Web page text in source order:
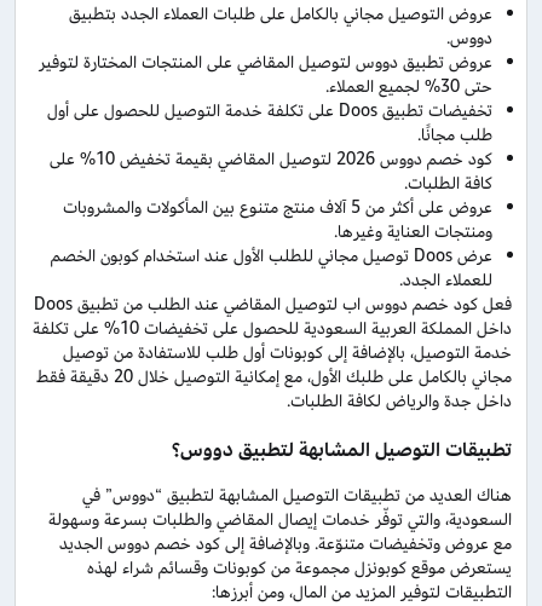
عروض التوصيل مجاني بالكامل على طلبات العملاء الجدد بتطبيق
دووس.
عروض تطبيق دووس لتوصيل المقاضي على المنتجات المختارة لتوفير
حتى 30% لجميع العملاء.
تخفيضات تطبيق Doos على تكلفة خدمة التوصيل للحصول على أول
طلب مجانًا.
كود خصم دووس 2026 لتوصيل المقاضي بقيمة تخفيض 10% على
كافة الطلبات.
عروض على أكثر من 5 آلاف منتج متنوع بين المأكولات والمشروبات
ومنتجات العناية وغيرها.
عرض Doos توصيل مجاني للطلب الأول عند استخدام كوبون الخصم
للعملاء الجدد.
فعل كود خصم دووس اب لتوصيل المقاضي عند الطلب من تطبيق Doos
داخل المملكة العربية السعودية للحصول على تخفيضات 10% على تكلفة
خدمة التوصيل، بالإضافة إلى كوبونات أول طلب للاستفادة من توصيل
مجاني بالكامل على طلبك الأول، مع إمكانية التوصيل خلال 20 دقيقة فقط
داخل جدة والرياض لكافة الطلبات.
تطبيقات التوصيل المشابهة لتطبيق دووس؟
هناك العديد من تطبيقات التوصيل المشابهة لتطبيق “دووس” في
السعودية، والتي توفّر خدمات إيصال المقاضي والطلبات بسرعة وسهولة
مع عروض وتخفيضات متنوّعة. وبالإضافة إلى كود خصم دووس الجديد
يستعرض موقع كوبونزل مجموعة من كوبونات وقسائم شراء لهذه
التطبيقات لتوفير المزيد من المال، ومن أبرزها: